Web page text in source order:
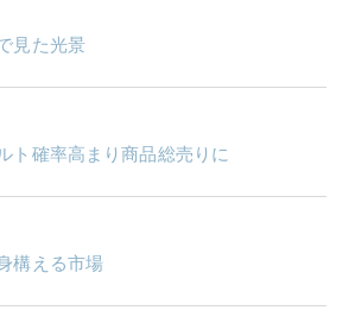
見た光景
ト確率高まり商品総売りに
構える市場